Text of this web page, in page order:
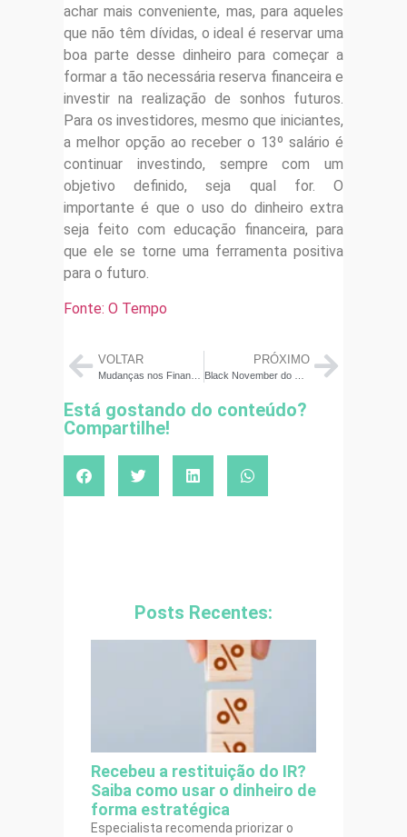
achar mais conveniente, mas, para aqueles
que não têm dívidas, o ideal é reservar uma
boa parte desse dinheiro para começar a
formar a tão necessária reserva financeira e
investir na realização de sonhos futuros.
Para os investidores, mesmo que iniciantes,
a melhor opção ao receber o 13º salário é
continuar investindo, sempre com um
objetivo definido, seja qual for. O
importante é que o uso do dinheiro extra
seja feito com educação financeira, para
que ele se torne uma ferramenta positiva
para o futuro.
Fonte: O Tempo
VOLTAR
Mudanças nos Financiamentos Imobiliários da Caixa: Impactos e Desafios para a Casa Própria
PRÓXIMO
Está gostando do conteúdo?
Compartilhe!
Posts Recentes:
Recebeu a restituição do IR?
Saiba como usar o dinheiro de
forma estratégica
Especialista recomenda priorizar o